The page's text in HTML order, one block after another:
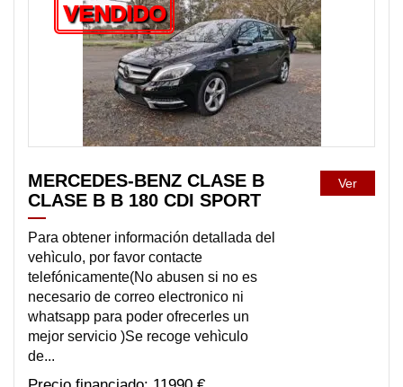
VENDIDO
MERCEDES-BENZ CLASE B
CLASE B B 180 CDI SPORT
Para obtener información detallada del
vehìculo, por favor contacte
telefónicamente(No abusen si no es
necesario de correo electronico ni
whatsapp para poder ofrecerles un
mejor servicio )Se recoge vehìculo
de...
Ver